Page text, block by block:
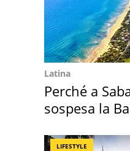
Latina
Perché a
sospesa la
LIFESTYLE